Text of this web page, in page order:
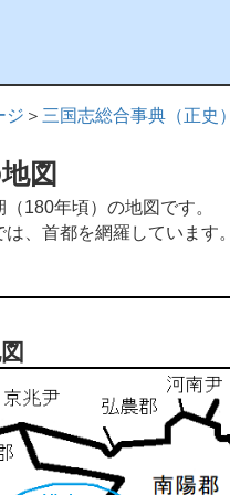
ジ ＞ 三国志総合事典（正史）
図
180年頃）の地図です。
、首都を網羅しています